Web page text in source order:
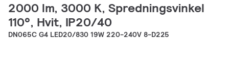
2000 lm, 3000 K, Spredningsvinkel
110°, Hvit, IP20/40
DN065C G4 LED20/830 19W 220-240V 8-D225